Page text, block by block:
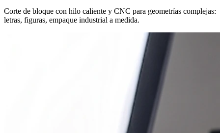
Corte de bloque con hilo caliente y CNC para geometrías complejas:
letras, figuras, empaque industrial a medida.